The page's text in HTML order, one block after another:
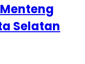
Selatan